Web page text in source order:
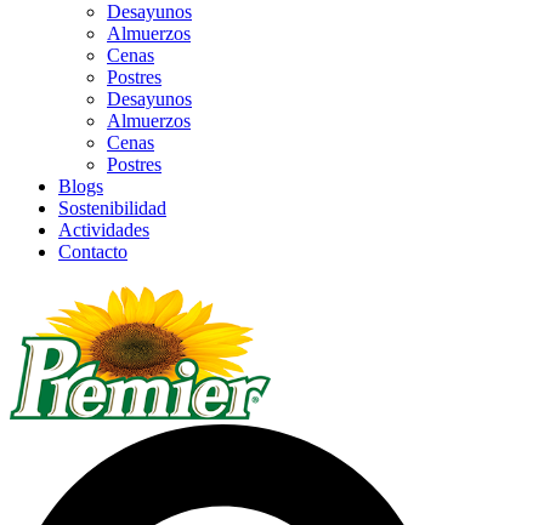
Desayunos
Almuerzos
Cenas
Postres
Desayunos
Almuerzos
Cenas
Postres
Blogs
Sostenibilidad
Actividades
Contacto